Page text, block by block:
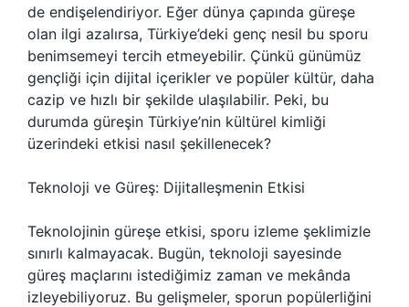
de endişelendiriyor. Eğer dünya çapında güreşe
olan ilgi azalırsa, Türkiye’deki genç nesil bu sporu
benimsemeyi tercih etmeyebilir. Çünkü günümüz
gençliği için dijital içerikler ve popüler kültür, daha
cazip ve hızlı bir şekilde ulaşılabilir. Peki, bu
durumda güreşin Türkiye’nin kültürel kimliği
üzerindeki etkisi nasıl şekillenecek?
Teknoloji ve Güreş: Dijitalleşmenin Etkisi
Teknolojinin güreşe etkisi, sporu izleme şeklimizle
sınırlı kalmayacak. Bugün, teknoloji sayesinde
güreş maçlarını istediğimiz zaman ve mekânda
izleyebiliyoruz. Bu gelişmeler, sporun popülerliğini